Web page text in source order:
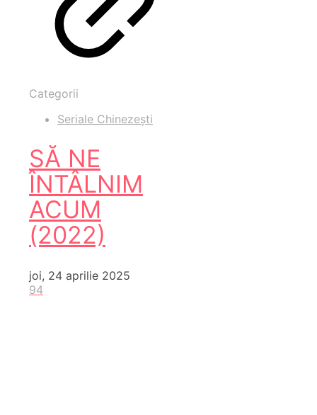
Categorii
Seriale Chinezești
SĂ NE
ÎNTÂLNIM
ACUM
(2022)
joi, 24 aprilie 2025
94